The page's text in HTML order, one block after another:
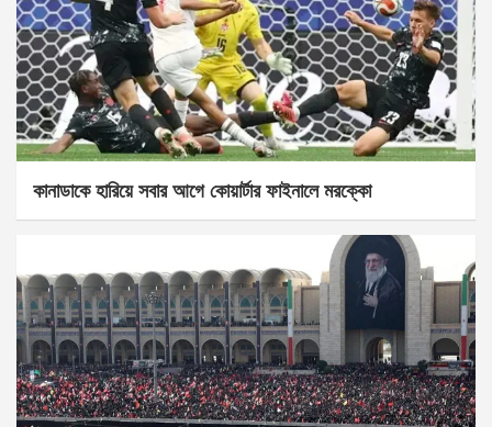
কানাডাকে হারিয়ে সবার আগে কোয়ার্টার ফাইনালে মরক্কো